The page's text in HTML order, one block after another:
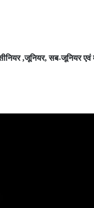
,जूनियर, सब-जूनियर एवं